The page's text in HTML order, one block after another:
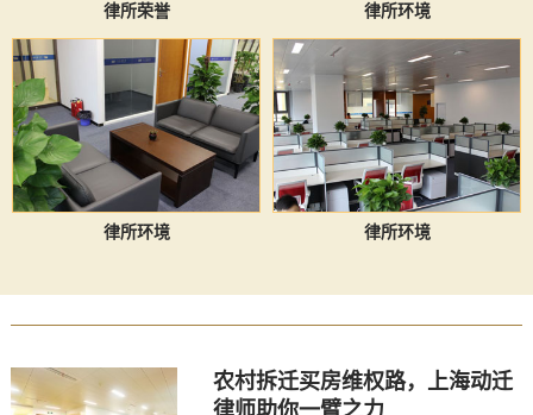
律所荣誉 律所环境
律所环境 律所环境
农村拆迁买房维权路，上海动迁
律师助你一臂之力